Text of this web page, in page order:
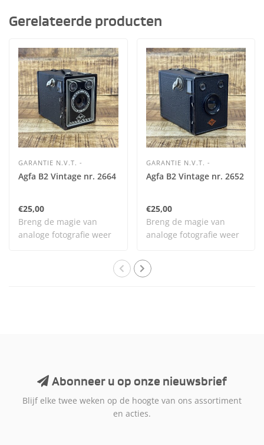
Gerelateerde producten
GARANTIE N.V.T. -
Agfa B2 Vintage nr. 2664
€25,00
Breng de magie van
analoge fotografie weer
GARANTIE N.V.T. -
Agfa B2 Vintage nr. 2652
€25,00
Breng de magie van
analoge fotografie weer
Abonneer u op onze nieuwsbrief
Blijf elke twee weken op de hoogte van ons assortiment
en acties.